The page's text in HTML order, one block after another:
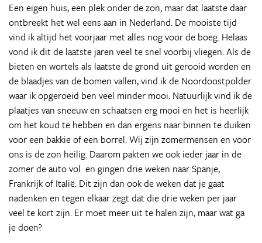
Een eigen huis, een plek onder de zon, maar dat laatste daar
ontbreekt het wel eens aan in Nederland. De mooiste tijd
vind ik altijd het voorjaar met alles nog voor de boeg. Helaas
vond ik dit de laatste jaren veel te snel voorbij vliegen. Als de
bieten en wortels als laatste de grond uit gerooid worden en
de blaadjes van de bomen vallen, vind ik de Noordoostpolder
waar ik opgeroeid ben veel minder mooi. Natuurlijk vind ik de
plaatjes van sneeuw en schaatsen erg mooi en het is heerlijk
om het koud te hebben en dan ergens naar binnen te duiken
voor een bakkie of een borrel. Wij zijn zomermensen en voor
ons is de zon heilig. Daarom pakten we ook ieder jaar in de
zomer de auto vol en gingen drie weken naar Spanje,
Frankrijk of Italië. Dit zijn dan ook de weken dat je gaat
nadenken en tegen elkaar zegt dat die drie weken per jaar
veel te kort zijn. Er moet meer uit te halen zijn, maar wat ga
je doen?